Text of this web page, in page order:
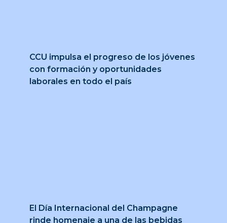
CCU impulsa el progreso de los jóvenes
con formación y oportunidades
laborales en todo el país
El Día Internacional del Champagne
rinde homenaje a una de las bebidas